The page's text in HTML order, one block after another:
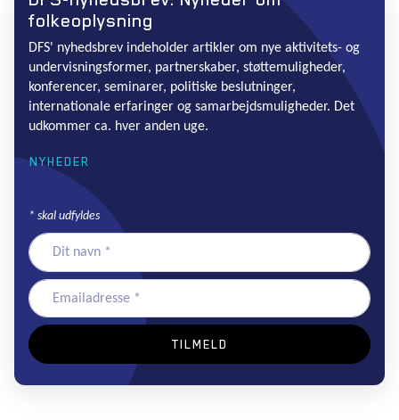
folkeoplysning
DFS' nyhedsbrev indeholder artikler om nye aktivitets- og
undervisningsformer, partnerskaber, støttemuligheder,
konferencer, seminarer, politiske beslutninger,
internationale erfaringer og samarbejdsmuligheder. Det
udkommer ca. hver anden uge.
NYHEDER
* skal udfyldes